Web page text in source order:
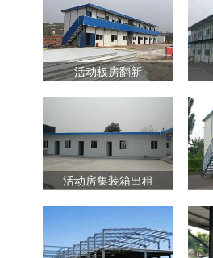
活动板房翻新
活动房集装箱出租